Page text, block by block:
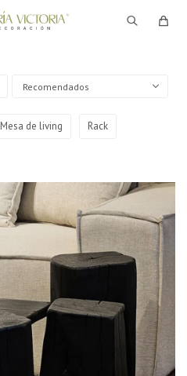
Recomendados
Mesa de living Rack